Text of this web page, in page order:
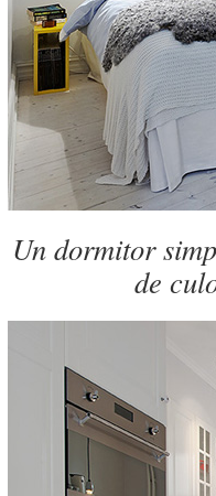
Un dormitor
de